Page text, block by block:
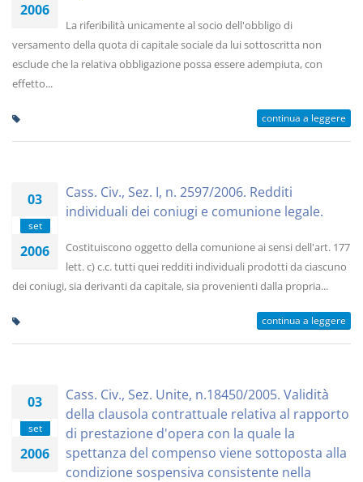
2006
La riferibilità unicamente al socio dell'obbligo di
versamento della quota di capitale sociale da lui sottoscritta non
esclude che la relativa obbligazione possa essere adempiuta, con
effetto...
continua a leggere
03
set
2006
Cass. Civ., Sez. I, n. 2597/2006. Redditi
individuali dei coniugi e comunione legale.
Costituiscono oggetto della comunione ai sensi dell'art. 177
lett. c) c.c. tutti quei redditi individuali prodotti da ciascuno
dei coniugi, sia derivanti da capitale, sia provenienti dalla propria...
continua a leggere
03
set
2006
Cass. Civ., Sez. Unite, n.18450/2005. Validità
della clausola contrattuale relativa al rapporto
di prestazione d'opera con la quale la
spettanza del compenso viene sottoposta alla
condizione sospensiva consistente nella